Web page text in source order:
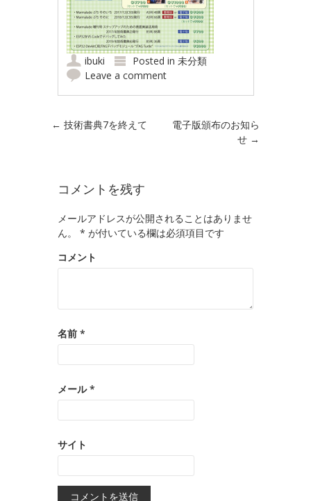
ibuki Posted in未分類
Leave a comment
Post navigation
← 技術書典7を終えて
電子版頒布のお知ら
せ →
コメントを残す
メールアドレスが公開されることはありませ
ん。
* が付いている欄は必須項目です
コメント
名前 *
メール*
サイト